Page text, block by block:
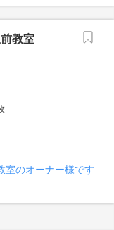
教室
室のオーナー様です